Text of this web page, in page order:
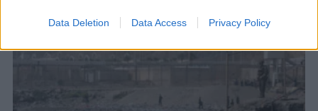
Data Deletion Data Access Privacy Policy